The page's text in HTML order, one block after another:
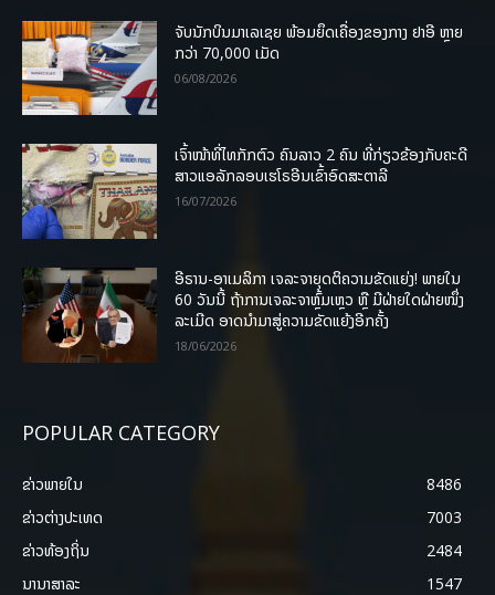
ຈັບນັກບິນມາເລເຊຍ ພ້ອມຍຶດເຄື່ອງຂອງກາງ ຢາອີ ຫຼາຍ
ກວ່າ 70,000 ເມັດ
06/08/2026
ເຈົ້າໜ້າທີ່ໄທກັກຕົວ ຄົນລາວ 2 ຄົນ ທີ່ກ່ຽວຂ້ອງກັບຄະດີ
ສາວແອລັກລອບເຮໂຣອີນເຂົ້າອົດສະຕາລີ
16/07/2026
ອີຣານ-ອາເມລິກາ ເຈລະຈາຍຸດຕິຄວາມຂັດແຍ່ງ! ພາຍໃນ
60 ວັນນີ້ ຖ້າການເຈລະຈາຫຼົ້ມເຫຼວ ຫຼື ມີຝ່າຍໃດຝ່າຍໜຶ່ງ
ລະເມີດ ອາດນໍາມາສູ່ຄວາມຂັດແຍ້ງອີກຄັ້ງ
18/06/2026
POPULAR CATEGORY
ຂ່າວພາຍ​ໃນ
8486
ຂ່າວຕ່າງປະເທດ
7003
ຂ່າວທ້ອງຖິ່ນ
2484
ນານາສາລະ
1547